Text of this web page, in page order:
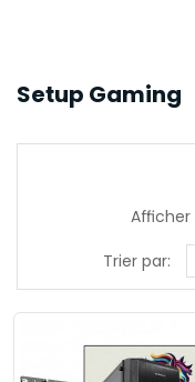
Setup Gaming
Afficher
Trier par: